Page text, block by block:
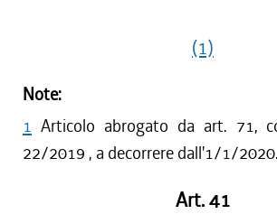
(1)
Note:
1 Articolo abrogato da art. 71,
22/2019 , a decorrere dall'1/1/2020.
Art. 41